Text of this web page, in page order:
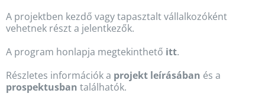
A projektben kezdő vagy tapasztalt vállalkozóként
vehetnek részt a jelentkezők.
A program honlapja megtekinthető itt.
Részletes információk a projekt leírásában és a
prospektusban találhatók.